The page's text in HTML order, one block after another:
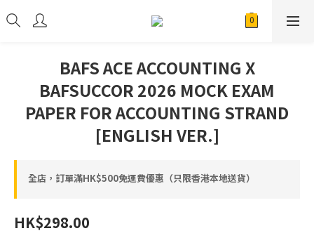
BAFS ACE ACCOUNTING X
BAFSUCCOR 2026 MOCK EXAM
PAPER FOR ACCOUNTING STRAND
[ENGLISH VER.]
全店，訂單滿HK$500免運費優惠（只限香港本地送貨）
HK$298.00